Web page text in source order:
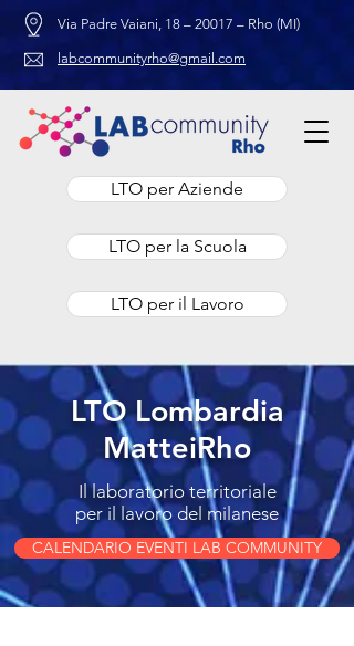
Via Padre Vaiani, 18 – 20017 – Rho (MI)
labcommunityrho@gmail.com
LTO per Aziende
LTO per la Scuola
LTO per il Lavoro
LTO Lombardia
MatteiRho
Il laboratorio territoriale
per il lavoro del milanese
CALENDARIO EVENTI LAB COMMUNITY